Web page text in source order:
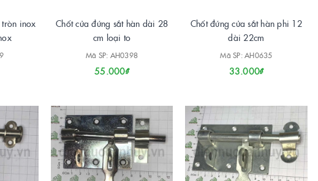
inox
Chốt cửa đứng sắt hàn dài 28
cm loại to
Mã SP: AH0398
55.000₫
Chốt đứng cửa sắt hàn phi 12
dài 22cm
Mã SP: AH0635
33.000₫